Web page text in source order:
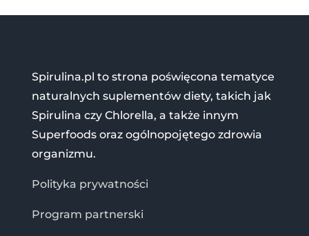
Spirulina.pl to strona poświęcona tematyce
naturalnych suplementów diety, takich jak
Spirulina czy Chlorella, a także innym
Superfoods oraz ogólnopojętego zdrowia
organizmu.
Polityka prywatności
Program partnerski